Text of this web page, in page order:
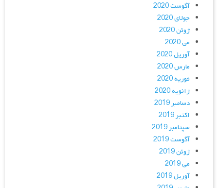
آگوست 2020
جولای 2020
ژوئن 2020
می 2020
آوریل 2020
مارس 2020
فوریه 2020
ژانویه 2020
دسامبر 2019
اکتبر 2019
سپتامبر 2019
آگوست 2019
ژوئن 2019
می 2019
آوریل 2019